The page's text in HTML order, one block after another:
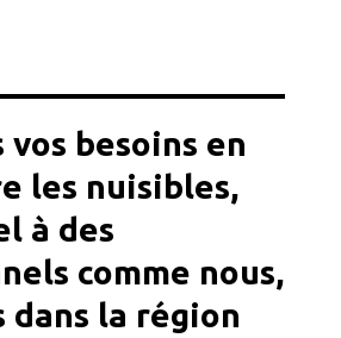
besoins en
les nuisibles,
à des
comme nous,
dans la région